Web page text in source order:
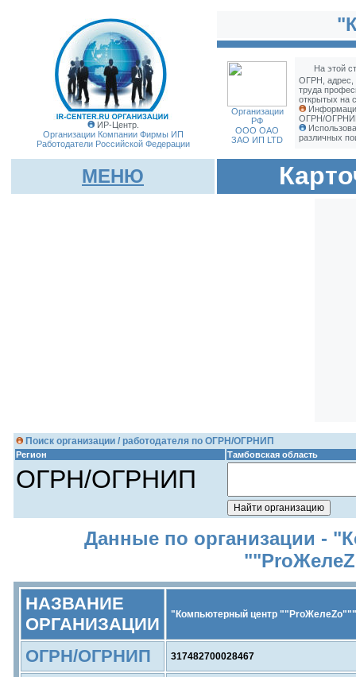
ИР-Центр.
Организации Компании Фирмы ИП
Работодатели Российской Федерации
Организации
РФ
ООО ОАО
ЗАО ИП LTD
На этой
ОГРН, адрес,
труда
открытых на
ОГРН/ОГРНИП
различных
МЕНЮ
Поиск организации / работодателя по ОГРН/ОГРНИП
Регион Тамбовская область
ОГРН/ОГРНИП
Данные по организации -
НАЗВАНИЕ
ОРГАНИЗАЦИИ
"Компьютерный центр ""ProЖелеZо"""
ОГРН/ОГРНИП 317482700028467